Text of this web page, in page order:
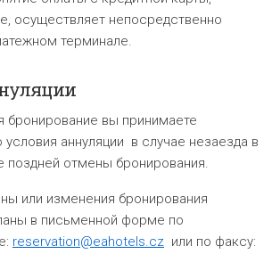
осуществляет непосредственно
терминале.
бронирование вы принимаете
аннуляции в случае незаезда в
поздней отмены бронирования.
или изменения бронирования
в письменной форме по
reservation@eahotels.cz или по факсу: